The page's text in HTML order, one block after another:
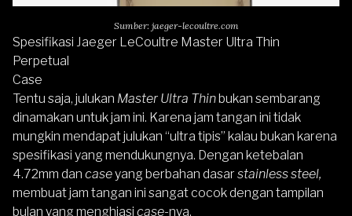
Sumber: jaeger-lecoultre.com
Spesifikasi Jaeger LeCoultre Master Ultra Thin
Perpetual
Case
Tentu saja, julukan Master Ultra Thinbukan sembarang
dinamakan untuk jam ini. Karena jam tangan ini tidak
mungkin mendapat julukan “ultra tipis” kalau bukan karena
spesifikasi yang mendukungnya. Dengan ketebalan
4.72mm dan caseyang berbahan dasar stainless steel,
membuat jam tangan ini sangat cocok dengan tampilan
bulan yang menghiasi case-nya.